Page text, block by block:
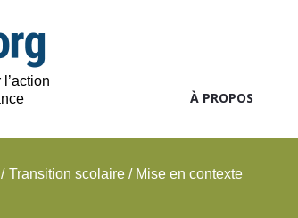
À PROPOS
/ Transition scolaire / Mise en contexte